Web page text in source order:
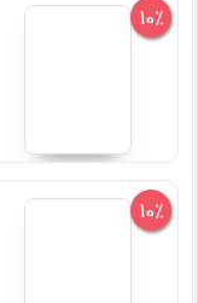
10%
10%